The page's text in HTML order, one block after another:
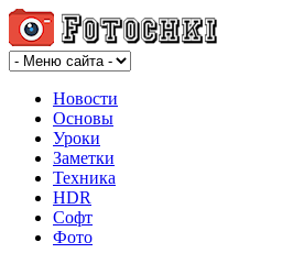
Новости
Основы
Уроки
Заметки
Техника
HDR
Софт
Фото